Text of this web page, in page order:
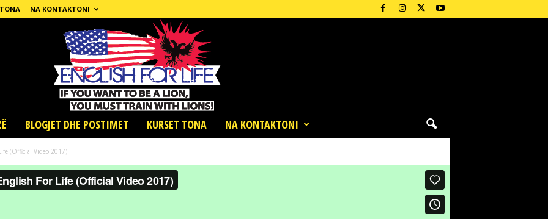
NA KONTAKTONI
BLOGJET DHE POSTIMET KURSET TONA NA KONTAKTONI
(Official Video 2017)